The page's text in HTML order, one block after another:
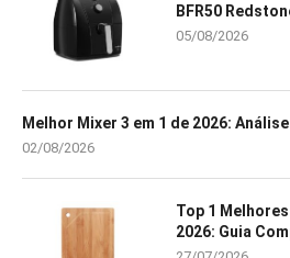
BFR50
05/08/2026
Melhor Mixer 3 em 1 de 2026:
02/08/2026
Top 1
2026: Guia